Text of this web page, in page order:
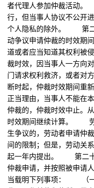
者代理人参加仲裁活动
行，但当事人协议不公开
个人隐私的除外。 第
动争议申请仲裁的时效期
道或者应当知道其权利
裁时效，因当事人一方向
门请求权利救济，或者对
断时起，仲裁时效期间
正当理由，当事人不能在
仲裁的，仲裁时效中止。
时效期间继续计算。 劳
生争议的，劳动者申请仲
间的限制；但是，劳动关
起一年内提出。 第二十
仲裁申请，并按照被申
当载明下列事项： （一